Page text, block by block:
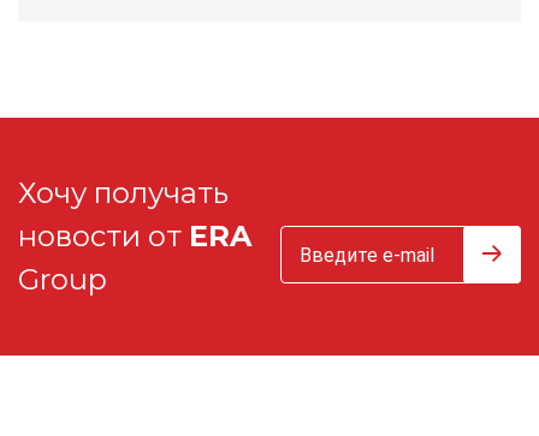
Хочу получать
новости от ERA
Group